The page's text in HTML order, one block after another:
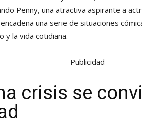
Penny, una atractiva aspirante a
una serie de situaciones
y la vida cotidiana.
Publicidad
crisis se